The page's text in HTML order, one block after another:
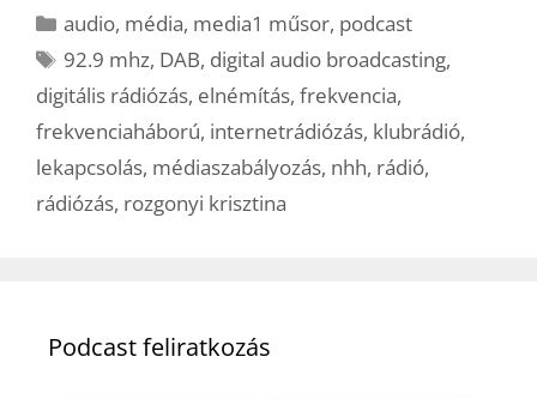
Kategória
audio, média, media1 műsor, podcast
Címkék
92.9 mhz, DAB, digital audio broadcasting,
digitális rádiózás, elnémítás, frekvencia,
frekvenciaháború, internetrádiózás, klubrádió,
lekapcsolás, médiaszabályozás, nhh, rádió,
rádiózás, rozgonyi krisztina
Podcast feliratkozás